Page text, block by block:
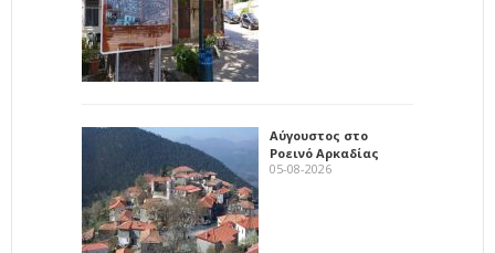
Αύγουστος στο
Ροεινό Αρκαδίας
05-08-2026